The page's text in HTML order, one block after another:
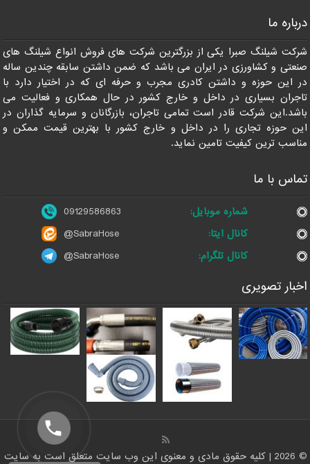
درباره ما
شرکت شیلنگ صبرا یکی از بزرگترین شرکت های فروش انواع شیلنگ های
صنعتی و کشاورزی در ایران می باشد که ضمن داشتن سابقه چندین ساله
در این حوزه و داشتن کادری مجرب و حرفه ای که در اختیار دارد با
تاجران بسیاری در داخل و خارج کشور در حال همکاری و فعالیت می
باشد.این شرکت قادر است تمامی تاجران، بازرگانان و سرمایه گذاران در
این حوزه تجاری را در داخل و خارج کشور با بهترین قیمت ممکن و
مناسب ترین کیفیت تامین نماید.
تماس با ما
شماره موبایل:
09129586863
کانال ایتا:
@SabraHose
کانال تلگرام:
@SabraHose
اخبار تصویری
© 2026 | کلیه حقوق مادی و معنوی این وب سایت متعلق است به سایت